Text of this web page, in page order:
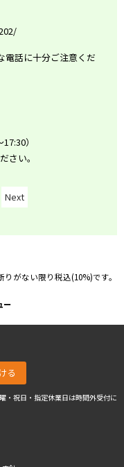
電話に十分ご注意くだ
）
さい。
Next
がない限り税込(10%)です。
ー
る
・祝日・指定休業日は時間外受付に